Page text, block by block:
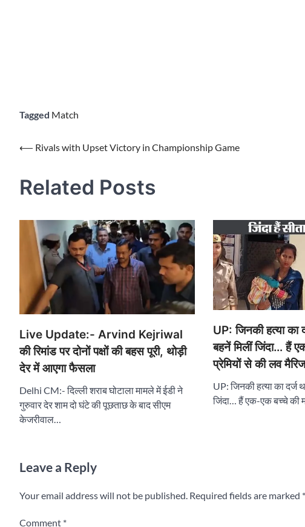
Tagged Match
Post
⟵ Rivals with Upset Victory in Championship Game
Related Posts
Live Update:- Arvind Kejriwal
की रिमांड पर दोनों पक्षों की बहस पूरी, थोड़ी
देर में आएगा फैसला
Delhi CM:- दिल्ली शराब घोटाला मामले में ईडी ने
गुरुवार देर शाम दो घंटे की पूछताछ के बाद सीएम
केजरीवाल…
UP: जिनकी हत्या का
बहनें मिलीं जिंदा… हैं
प्रेमियों से की लव मैरिज
UP: जिनकी हत्या का दर्ज
जिंदा… हैं एक-एक बच्चे की
Leave a Reply
Your email address will not be published. Required fields are marked *
Comment *